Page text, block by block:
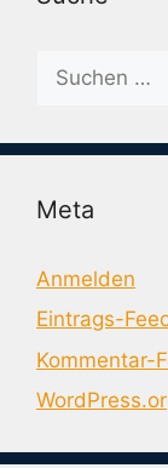
nach:
Meta
Anmelden
Eintrags-
Kommentar-